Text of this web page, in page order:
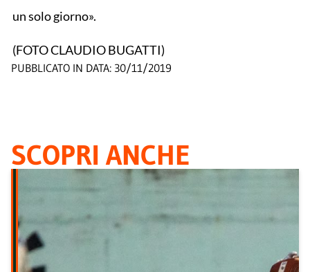
un solo giorno».
(FOTO CLAUDIO BUGATTI)
PUBBLICATO IN DATA: 30/11/2019
SCOPRI ANCHE